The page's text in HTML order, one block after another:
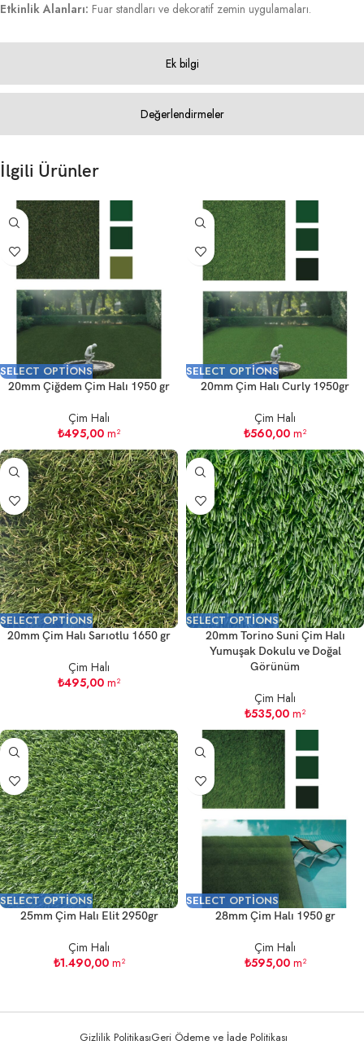
Ek bilgi
Değerlendirmeler
Etkinlik Alanları: Fuar standları ve dekoratif zemin uygulamaları.
İlgili Ürünler
SELECT OPTIONS
20mm Çiğdem Çim Halı 1950 gr
Çim Halı
₺495,00 m²
SELECT OPTIONS
20mm Çim Halı Curly 1950gr
Çim Halı
₺560,00 m²
SELECT OPTIONS
20mm Çim Halı Sarıotlu 1650 gr
Çim Halı
₺495,00 m²
SELECT OPTIONS
20mm Torino Suni Çim Halı
Yumuşak Dokulu ve Doğal
Görünüm
Çim Halı
₺535,00 m²
SELECT OPTIONS
25mm Çim Halı Elit 2950gr
Çim Halı
₺1.490,00m²
SELECT OPTIONS
28mm Çim Halı 1950 gr
Çim Halı
₺595,00m²
Gizlilik PolitikasıGeri Ödeme ve İade Politikası